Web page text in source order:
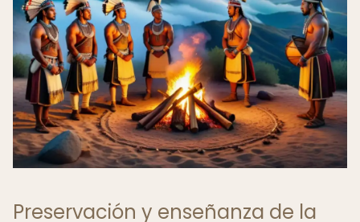
Preservación y enseñanza de la